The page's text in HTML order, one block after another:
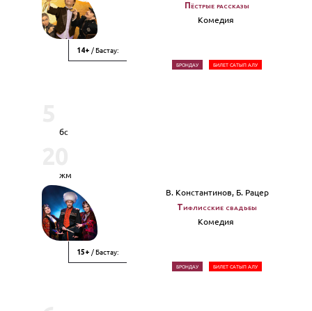
14+ / Бастау:
Пёстрые рассказы
Комедия
БРОНДАУ БИЛЕТ САТЫП АЛУ
бс
жм
15+ / Бастау:
В. Константинов, Б. Рацер
Тифлисские свадьбы
Комедия
БРОНДАУ БИЛЕТ САТЫП АЛУ